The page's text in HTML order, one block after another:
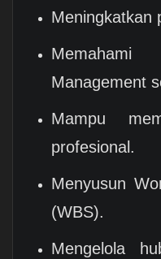
Meningkatkan
Management
Mampu
profesional.
Menyusun
(WBS).
Mengelola